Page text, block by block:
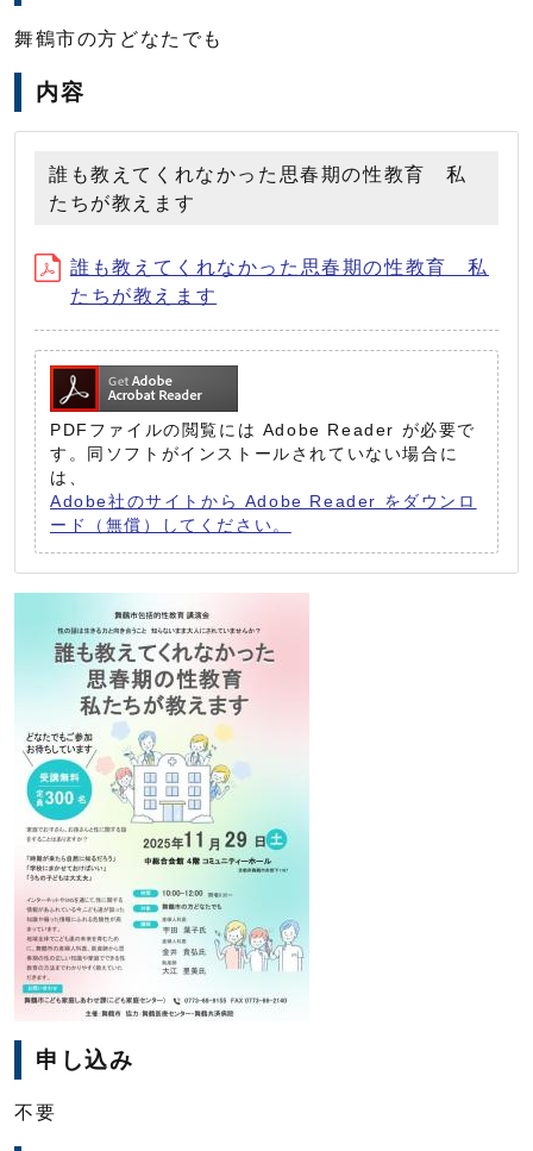
舞鶴市の方どなたでも
内容
誰も教えてくれなかった思春期の性教育 私
たちが教えます
誰も教えてくれなかった思春期の性教育 私
たちが教えます
PDFファイルの閲覧には Adobe Reader が必要で
す。同ソフトがインストールされていない場合に
は、
Adobe社のサイトから Adobe Reader をダウンロ
ード（無償）してください。
申し込み
不要